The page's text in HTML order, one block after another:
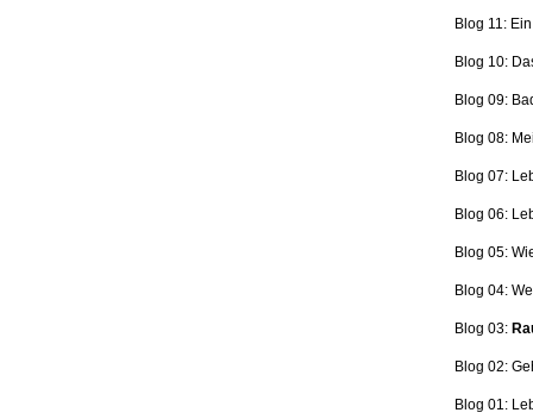
Blog 11:
Blog 10:
Blog 09:
Blog 08:
Blog 07:
Blog 06:
Blog 05:
Blog 04:
Blog 03:
Blog 02:
Blog 01: